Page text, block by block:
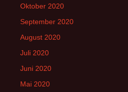
Oktober 2020
September 2020
August 2020
Juli 2020
Juni 2020
Mai 2020